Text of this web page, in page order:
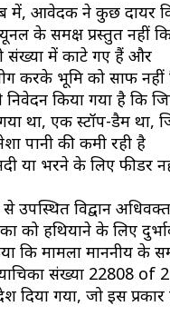
में, आवेदक ने कुछ दायर
के समक्ष प्रस्तुत नहीं
संख्या में काटे गए हैं और
करके भूमि को साफ नहीं
किया गया है कि जिस
था, एक स्टॉप-डैम था,
पानी की कमी रही है
या भरने के लिए फीडर
उपस्थित विद्वान
को हथियाने के लिए
कि मामला माननीय के
संख्या 22808 of
गया, जो इस प्रकार